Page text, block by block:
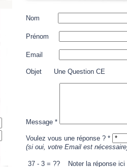
Nom
Prénom
Email
Objet Une Question CE
Message *
Voulez vous une réponse ? *
(si oui, votre Email est
37 - 3 = ?? Noter la réponse